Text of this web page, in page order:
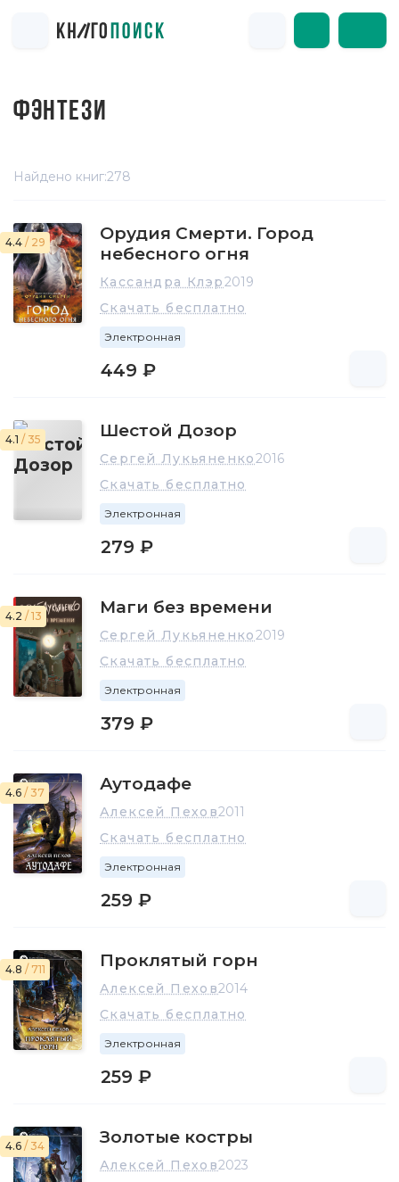
ФЭНТЕЗИ
Найдено книг:278
4.4 / 29
Орудия Смерти. Город
небесного огня
Кассандра Клэр2019
Скачать бесплатно
Электронная
449 ₽
4.1 / 35 Шестой Дозор
Сергей Лукьяненко2016
Скачать бесплатно
Электронная
279 ₽
4.2 / 13 Маги без времени
Сергей Лукьяненко2019
Скачать бесплатно
Электронная
379 ₽
4.6 / 37 Аутодафе
Алексей Пехов2011
Скачать бесплатно
Электронная
259 ₽
4.8 / 711 Проклятый горн
Алексей Пехов2014
Скачать бесплатно
Электронная
259 ₽
4.6 / 34 Золотые костры
Алексей Пехов2023